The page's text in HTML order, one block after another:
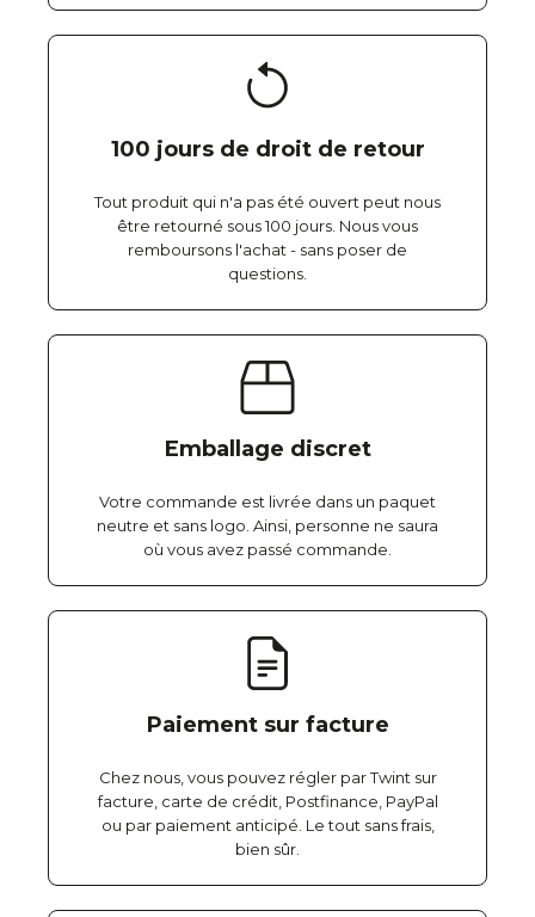
100 jours de droit de retour
Tout produit qui n'a pas été ouvert peut nous
être retourné sous 100 jours. Nous vous
remboursons l'achat - sans poser de
questions.
Emballage discret
Votre commande est livrée dans un paquet
neutre et sans logo. Ainsi, personne ne saura
où vous avez passé commande.
Paiement sur facture
Chez nous, vous pouvez régler par Twint sur
facture, carte de crédit, Postfinance, PayPal
ou par paiement anticipé. Le tout sans frais,
bien sûr.